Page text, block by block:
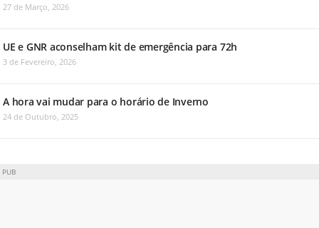
27 de Março, 2026
UE e GNR aconselham kit de emergência para 72h
3 de Fevereiro, 2026
A hora vai mudar para o horário de Inverno
24 de Outubro, 2025
PUB